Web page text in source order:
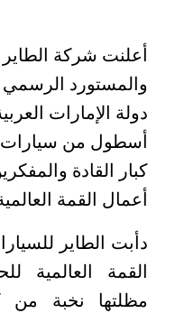
أعلنت شركة الطاير
والمستورد
دولة الإمارات
أسطول من سيارات
كبار القادة
أعمال القمة العالمية
القمة العالمية
مظلتها نخبة من